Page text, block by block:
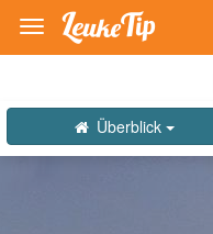
Toggle
navigation
Überblick